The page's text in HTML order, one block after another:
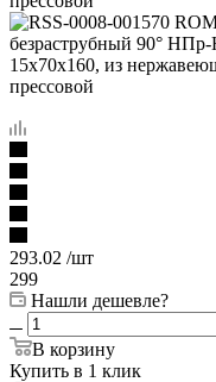
293.02 /шт
299
Нашли дешевле?
В корзину
Купить в 1 клик